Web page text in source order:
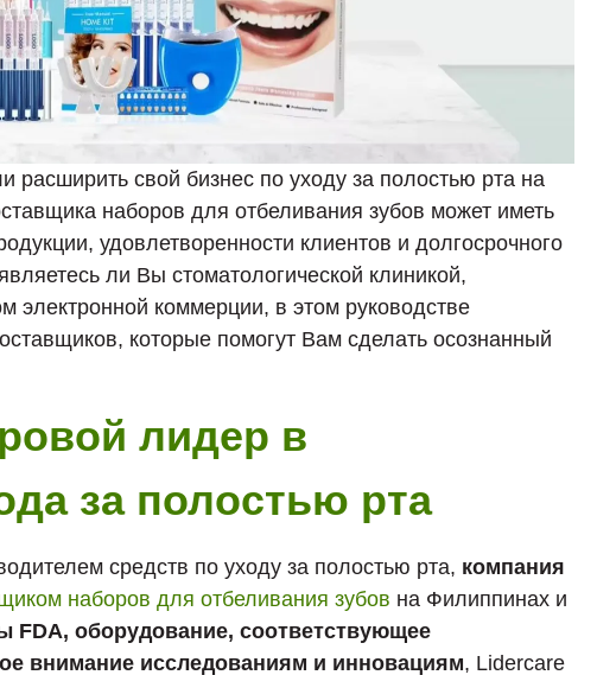
расширить свой бизнес по уходу за полостью рта на
наборов для отбеливания зубов может иметь
удовлетворенности клиентов и долгосрочного
ли Вы стоматологической клиникой,
электронной коммерции, в этом руководстве
которые помогут Вам сделать осознанный
лидер в
за полостью рта
средств по уходу за полостью рта, компания
наборов для отбеливания зубов на Филиппинах и
FDA, оборудование, соответствующее
внимание исследованиям и инновациям, Lidercare